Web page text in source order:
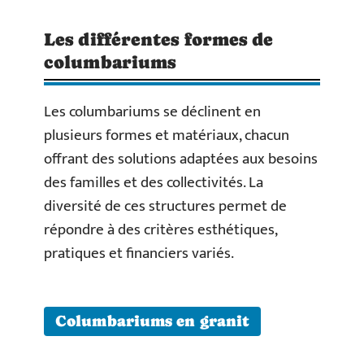
Les différentes formes de
columbariums
Les columbariums se déclinent en
plusieurs formes et matériaux, chacun
offrant des solutions adaptées aux besoins
des familles et des collectivités. La
diversité de ces structures permet de
répondre à des critères esthétiques,
pratiques et financiers variés.
Columbariums en granit